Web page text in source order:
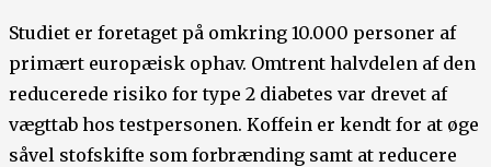
Studiet er foretaget på omkring 10.000 personer af
primært europæisk ophav. Omtrent halvdelen af den
reducerede risiko for type 2 diabetes var drevet af
vægttab hos testpersonen. Koffein er kendt for at øge
såvel stofskifte som forbrænding samt at reducere